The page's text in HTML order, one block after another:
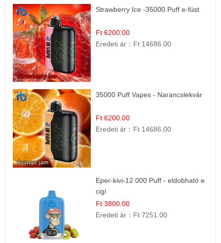
Strawberry Ice -35000 Puff e-füst
Ft 6200.00
Eredeti ár： Ft 14686.00
35000 Puff Vapes - Narancslekvár
Ft 6200.00
Eredeti ár： Ft 14686.00
Eper-kivi-12 000 Puff - eldobható e
cigi
Ft 3800.00
Eredeti ár： Ft 7251.00